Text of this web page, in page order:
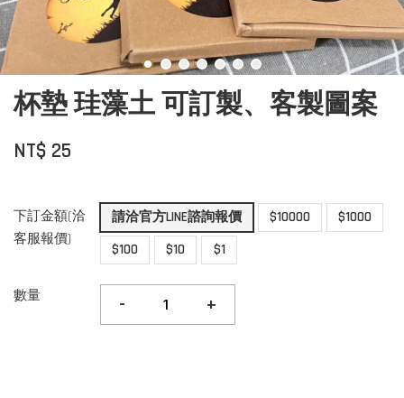
杯墊 珪藻土 可訂製、客製圖案
NT$ 25
下訂金額(洽
客服報價)
請洽官方LINE諮詢報價 $10000
$1000
$100
$10 $1
數量 - +